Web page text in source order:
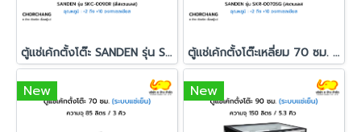
ตู้แช่เค้กตั้งโต๊ะ SANDEN รุ่น SKC-0090R ตู้แช่เค้กตั้งโต๊ะเหลี่ยม 70 ซม. สีดำ SANDEN รุ่น SKR-0070SG
New New